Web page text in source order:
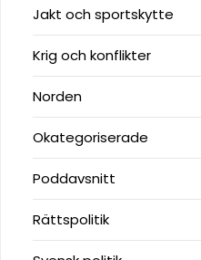
Jakt och sportskytte
Krig och konflikter
Norden
Okategoriserade
Poddavsnitt
Rättspolitik